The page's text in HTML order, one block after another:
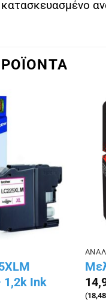
1,2k Ink
(18,48